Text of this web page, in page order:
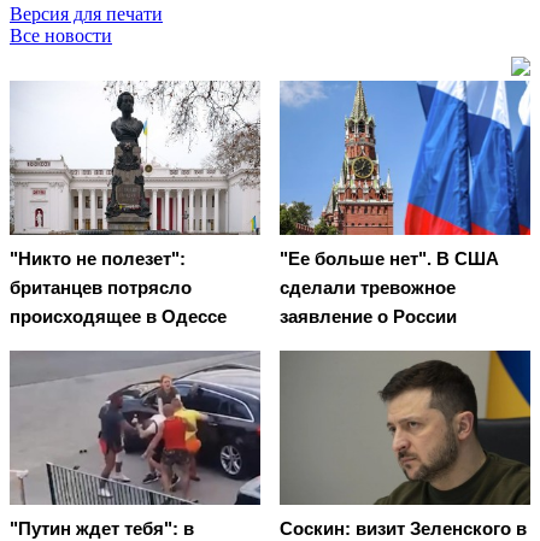
Версия для печати
Все новости
"Никто не полезет":
британцев потрясло
происходящее в Одессе
"Ее больше нет". В США
сделали тревожное
заявление о России
"Путин ждет тебя": в
Соскин: визит Зеленского в